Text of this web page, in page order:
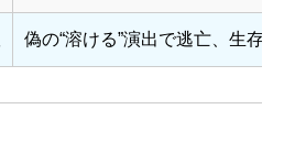
偽の“溶ける”演出で逃亡、生存